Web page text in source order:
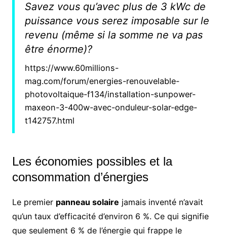
Savez vous qu’avec plus de 3 kWc de
puissance vous serez imposable sur le
revenu (même si la somme ne va pas
être énorme)?
https://www.60millions-
mag.com/forum/energies-renouvelable-
photovoltaique-f134/installation-sunpower-
maxeon-3-400w-avec-onduleur-solar-edge-
t142757.html
Les économies possibles et la
consommation d’énergies
Le premier panneau solaire jamais inventé n’avait
qu’un taux d’efficacité d’environ 6 %. Ce qui signifie
que seulement 6 % de l’énergie qui frappe le